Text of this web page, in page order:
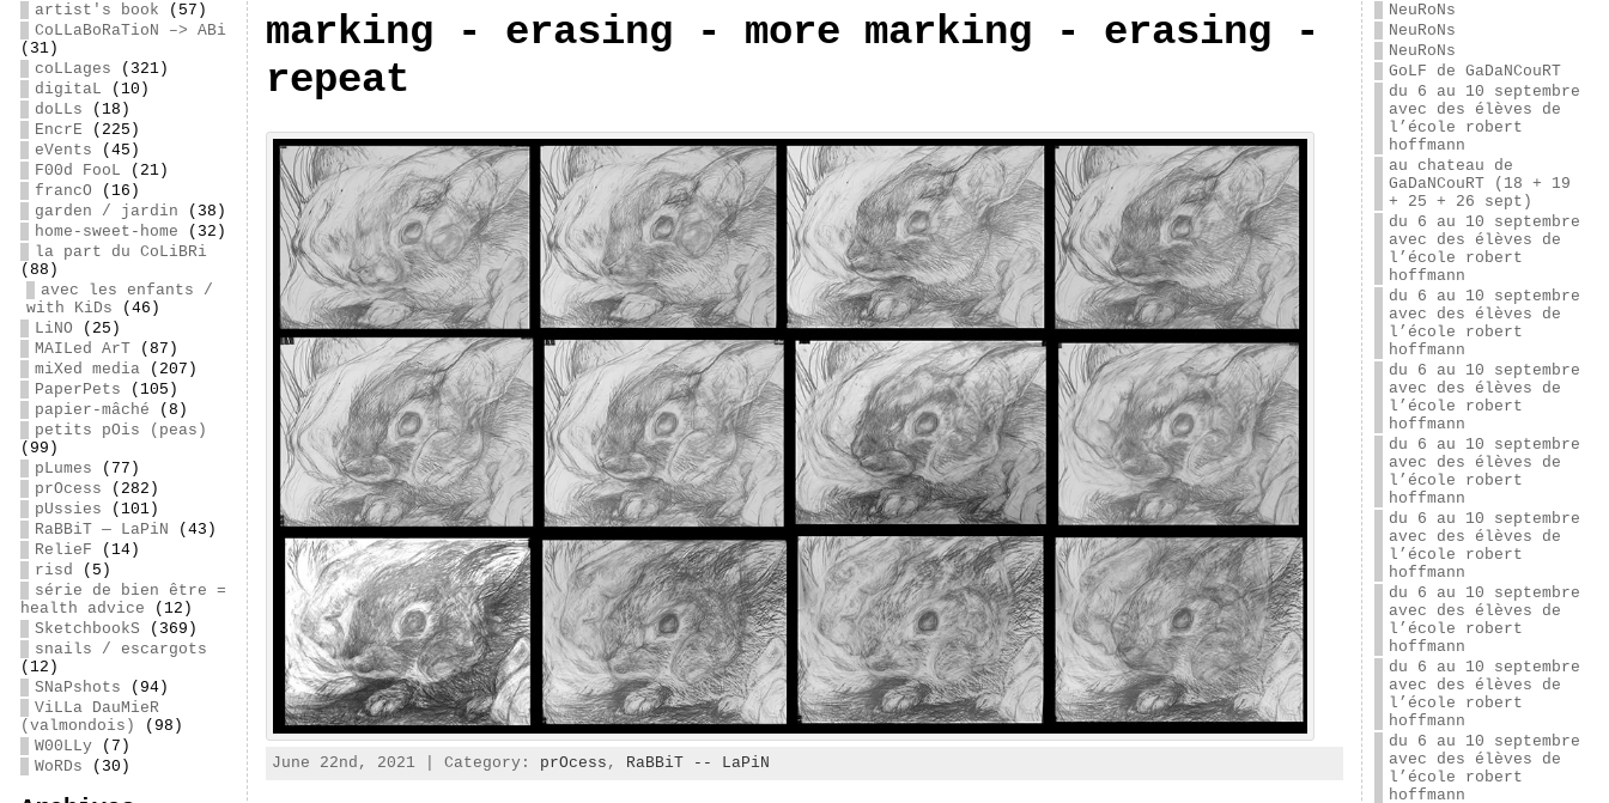
artist's book (57)
CoLLaBoRaTioN –> ABi
(31)
coLLages (321)
digitaL (10)
doLLs (18)
EncrE (225)
eVents (45)
F00d FooL (21)
francO (16)
garden / jardin (38)
home-sweet-home (32)
la part du CoLiBRi
(88)
avec les enfants /
with KiDs (46)
LiNO (25)
MAILed ArT(87)
miXed media(207)
PaperPets (105)
papier-mâché (8)
petits pOis (peas)
(99)
pLumes (77)
prOcess (282)
pUssies (101)
RaBBiT — LaPiN (43)
RelieF (14)
risd (5)
série de bien être =
health advice (12)
SketchbookS (369)
snails / escargots
(12)
SNaPshots (94)
ViLLa DauMieR
(valmondois)
(98)
W00LLy(7)
WoRDs (30)
marking - erasing - more marking - erasing -
repeat
June 22nd, 2021 | Category: prOcess , RaBBiT -- LaPiN
NeuRoNs
NeuRoNs
NeuRoNs
GoLF de GaDaNCouRT
du 6 au 10 septembre
avec des élèves de
l’école robert
hoffmann
au chateau de
GaDaNCouRT (18 + 19
+ 25 + 26 sept)
du 6 au 10 septembre
avec des élèves de
l’école robert
hoffmann
du 6 au 10 septembre
avec des élèves de
l’école robert
hoffmann
du 6 au 10 septembre
avec des élèves de
l’école robert
hoffmann
du 6 au 10 septembre
avec des élèves de
l’école robert
hoffmann
du 6 au 10 septembre
avec des élèves de
l’école robert
hoffmann
du 6 au 10 septembre
avec des élèves de
l’école robert
hoffmann
du 6 au 10 septembre
avec des élèves de
l’école robert
hoffmann
du 6 au 10 septembre
avec des élèves de
l’école robert
hoffmann